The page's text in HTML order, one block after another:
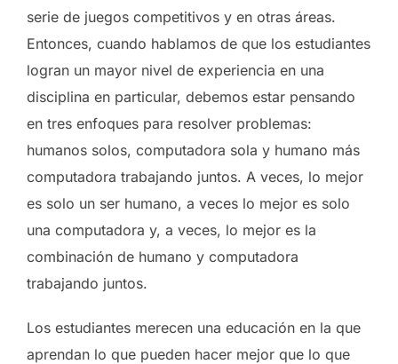
serie de juegos competitivos y en otras áreas.
Entonces, cuando hablamos de que los estudiantes
logran un mayor nivel de experiencia en una
disciplina en particular, debemos estar pensando
en tres enfoques para resolver problemas:
humanos solos, computadora sola y humano más
computadora trabajando juntos. A veces, lo mejor
es solo un ser humano, a veces lo mejor es solo
una computadora y, a veces, lo mejor es la
combinación de humano y computadora
trabajando juntos.
Los estudiantes merecen una educación en la que
aprendan lo que pueden hacer mejor que lo que